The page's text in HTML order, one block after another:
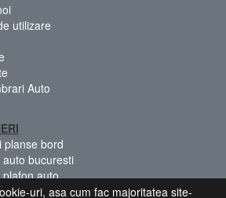
utilizare
Auto
planse bord
bucuresti
auto
colorate
uri, asa cum fac majoritatea site-